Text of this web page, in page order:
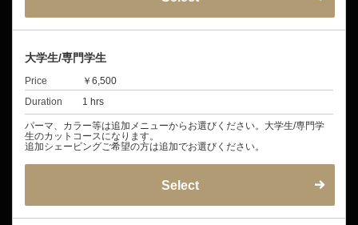
大学生/専門学生
Price
￥6,500
Duration
1 hrs
パーマ、カラー等は追加メニューからお選びください。大学生/専門学
生のカットコースになります。
追加シェービングご希望の方は追加でお選びください。
Select